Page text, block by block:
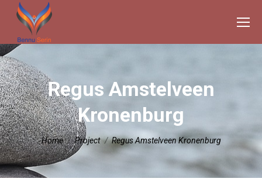
Regus Amstelveen
Kronenburg
Je bent hier:
Home Project Regus Amstelveen Kronenburg